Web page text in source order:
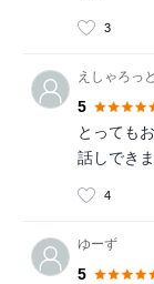
3
えしゃろっと
5
とっても
話しでき
4
ゆーず
5